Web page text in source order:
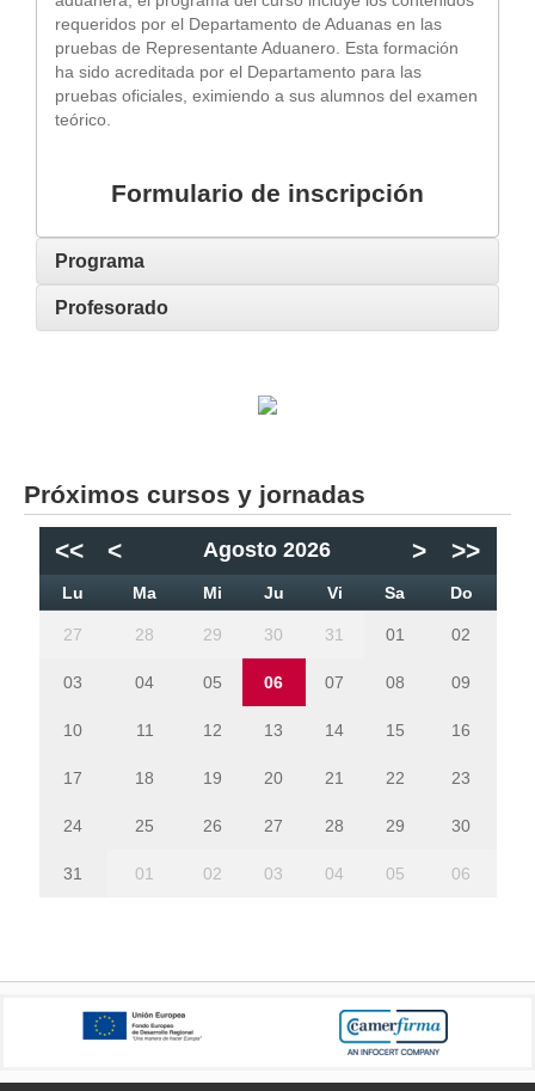
requeridos por el Departamento de Aduanas en las
pruebas de Representante Aduanero. Esta formación
ha sido acreditada por el Departamento para las
pruebas oficiales, eximiendo a sus alumnos del examen
teórico.
Formulario de inscripción
Programa
Profesorado
Próximos cursos y jornadas
<< < Agosto 2026 > >>
Lu Ma Mi Ju Vi Sa Do
27 28 29 30 31 01 02
03 04 05 06 07 08 09
10 11 12 13 14 15 16
17 18 19 20 21 22 23
24 25 26 27 28 29 30
31 01 02 03 04 05 06